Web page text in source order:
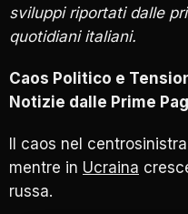
sviluppi riportati dalle
quotidiani italiani.
Caos Politico e
Notizie dalle Prime
Il caos nel
mentre in Ucraina
russa.